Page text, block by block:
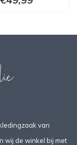
van
wij de winkel bij met